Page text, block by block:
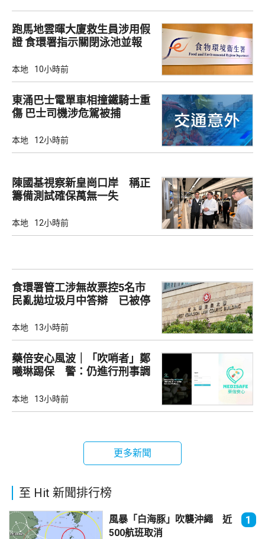
跑馬地雲暉大廈救生員涉用假
證 食環署指示關閉泳池並報
本地 10小時前
東涌巴士電單車相撞鐵騎士重
傷 巴士司機涉危駕被捕
本地 12小時前
陳國基視察新皇崗口岸 稱正
籌備測試確保萬無一失
本地 12小時前
食環署管工涉無故票控5名市
民亂拋垃圾月中答辯 已被停
本地 13小時前
藥倍安心風波｜「吹哨者」鄭
曦琳踢保 警：仍進行刑事調
本地 13小時前
更多新聞
至 Hit 新聞排行榜
風暴「白海豚」吹襲沖繩 近
500航班取消
1